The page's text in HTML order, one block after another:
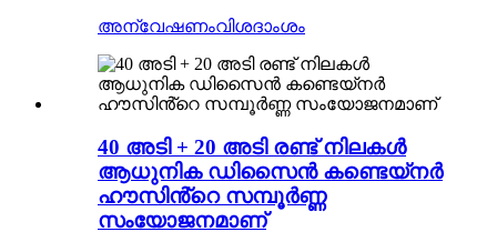
അന്വേഷണംവിശദാംശം
40 അടി + 20 അടി രണ്ട് നിലകൾ
ആധുനിക ഡിസൈൻ കണ്ടെയ്‌നർ
ഹൗസിൻ്റെ സമ്പൂർണ്ണ
സംയോജനമാണ്